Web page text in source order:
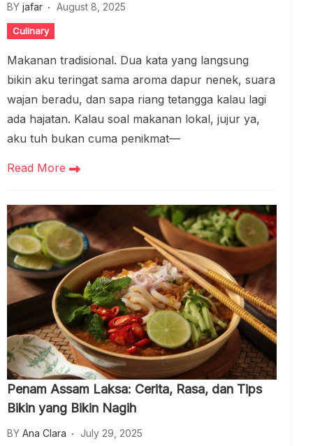
BY jafar August 8, 2025
Culinary
Makanan tradisional. Dua kata yang langsung
bikin aku teringat sama aroma dapur nenek, suara
wajan beradu, dan sapa riang tetangga kalau lagi
ada hajatan. Kalau soal makanan lokal, jujur ya,
aku tuh bukan cuma penikmat—
Read More
Penam Assam Laksa: Cerita, Rasa, dan Tips
Bikin yang Bikin Nagih
BY Ana Clara July 29, 2025